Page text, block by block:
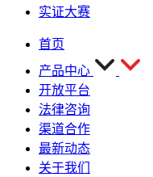
实证大赛
首页
产品中心
开放平台
法律咨询
渠道合作
最新动态
关于我们